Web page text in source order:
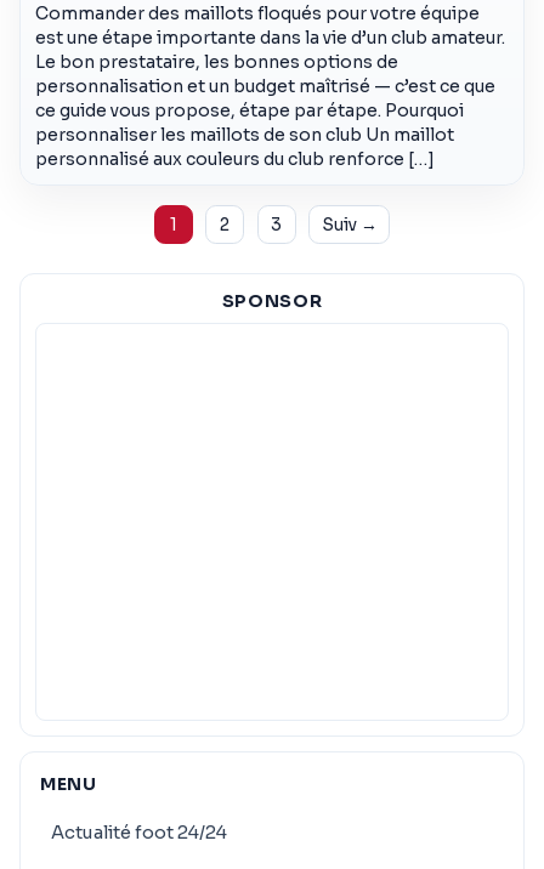
Commander des maillots floqués pour votre équipe
est une étape importante dans la vie d’un club amateur.
Le bon prestataire, les bonnes options de
personnalisation et un budget maîtrisé — c’est ce que
ce guide vous propose, étape par étape. Pourquoi
personnaliser les maillots de son club Un maillot
personnalisé aux couleurs du club renforce […]
Pagination
1 2 3 Suiv →
SPONSOR
MENU
Actualité foot 24/24